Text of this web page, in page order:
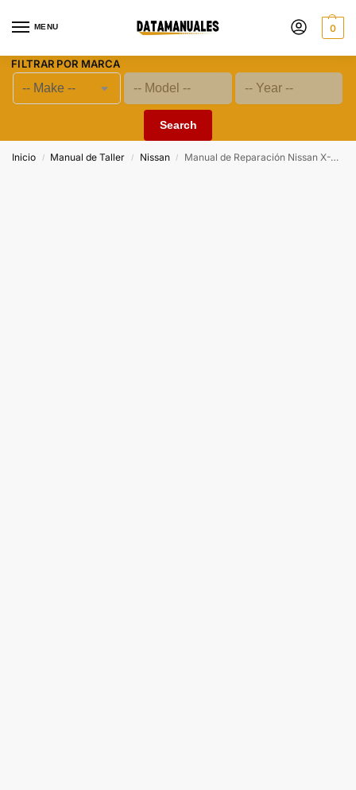
MENU 0
FILTRAR POR MARCA
Search
Inicio / Manual de Taller / Nissan / Manual de Reparación Nissan X-Trail T31 (2007–2013)